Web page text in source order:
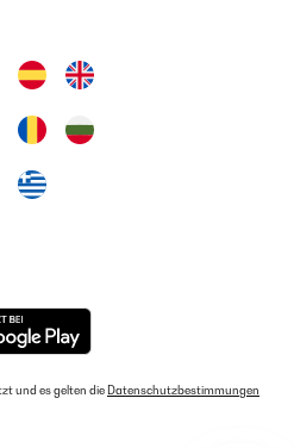
und es gelten die Datenschutzbestimmungen